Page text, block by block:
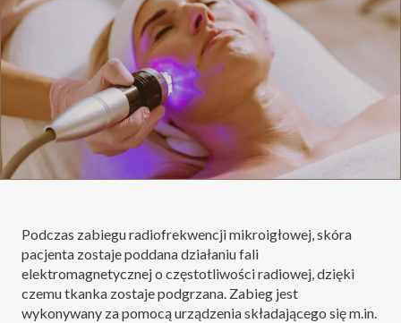
Podczas zabiegu radiofrekwencji mikroigłowej, skóra
pacjenta zostaje poddana działaniu fali
elektromagnetycznej o częstotliwości radiowej, dzięki
czemu tkanka zostaje podgrzana. Zabieg jest
wykonywany za pomocą urządzenia składającego się m.in.